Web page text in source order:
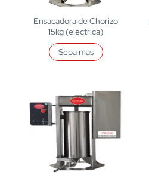
Ensacadora de Chorizo
15kg (eléctrica)
Sepa mas